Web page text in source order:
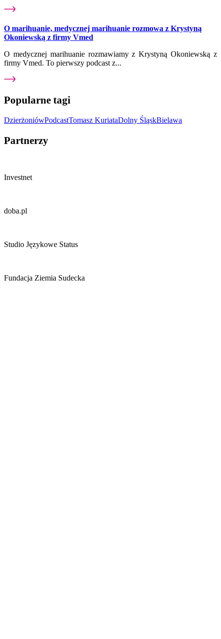
O marihuanie, medycznej marihuanie rozmowa z Krystyną
Okoniewską z firmy Vmed
O medycznej marihuanie rozmawiamy z Krystyną Okoniewską z
firmy Vmed. To pierwszy podcast z...
Popularne tagi
DzierżoniówPodcastTomasz KuriataDolny ŚląskBielawa
Partnerzy
Investnet
doba.pl
Studio Językowe Status
Fundacja Ziemia Sudecka